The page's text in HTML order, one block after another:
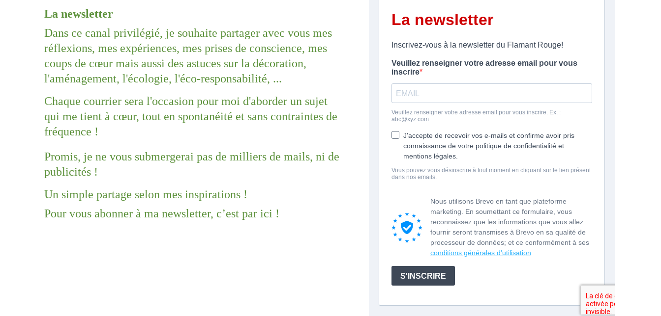
La newsletter
Dans ce canal privilégié, je souhaite partager avec vous mes
réflexions, mes expériences, mes prises de conscience, mes
coups de cœur mais aussi des astuces sur la décoration,
l'aménagement, l'écologie, l'éco-responsabilité, ...
Chaque courrier sera l'occasion pour moi d'aborder un sujet
qui me tient à cœur, tout en spontanéité et sans contraintes de
fréquence !
Promis, je ne vous submergerai pas de milliers de mails, ni de
publicités !
Un simple partage selon mes inspirations !
Pour vous abonner à ma newsletter, c’est par ici !